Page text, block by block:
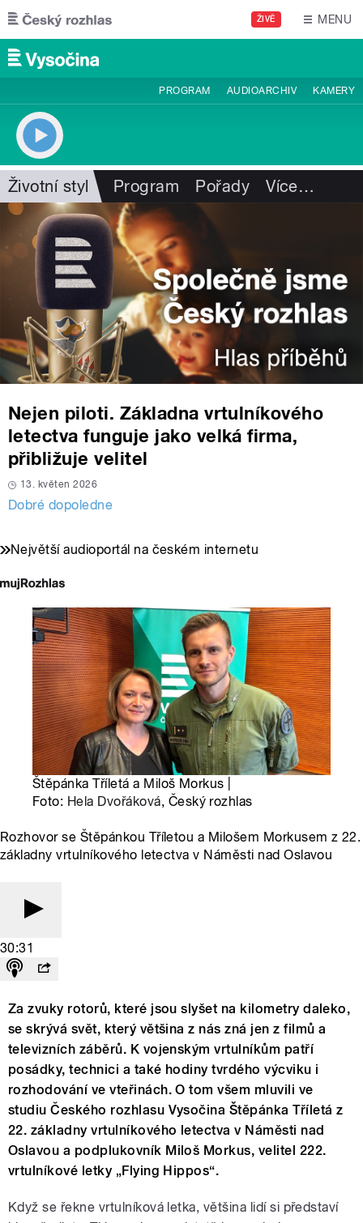
Přejít k hlavnímu obsahu
ŽIVĚ MENU
PROGRAM AUDIOARCHIV KAMERY
Životní styl Program Pořady Více…
Nejen piloti. Základna vrtulníkového
letectva funguje jako velká firma,
přibližuje velitel
13. květen 2026
Dobré dopoledne
Největší audioportál na českém internetu
Štěpánka Tříletá a Miloš Morkus |
Foto: Hela Dvořáková, Český rozhlas
Rozhovor se Štěpánkou Tříletou a Milošem Morkusem z 22.
základny vrtulníkového letectva v Náměsti nad Oslavou
30:31
Za zvuky rotorů, které jsou slyšet na kilometry daleko,
se skrývá svět, který většina z nás zná jen z filmů a
televizních záběrů. K vojenským vrtulníkům patří
posádky, technici a také hodiny tvrdého výcviku i
rozhodování ve vteřinách. O tom všem mluvili ve
studiu Českého rozhlasu Vysočina Štěpánka Tříletá z
22. základny vrtulníkového letectva v Náměsti nad
Oslavou a podplukovník Miloš Morkus, velitel 222.
vrtulníkové letky „Flying Hippos“.
Když se řekne vrtulníková letka, většina lidí si představí